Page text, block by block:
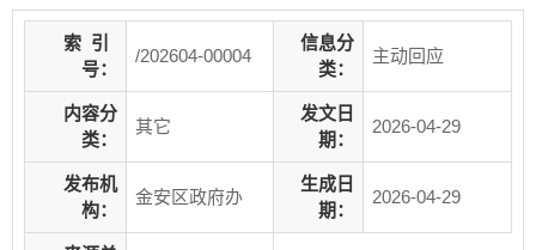
索 引
号：
/202604-00004
信息分
类：
主动回应
内容分
类：
其它
发文日
期：
2026-04-29
发布机
构：
金安区政府办
生成日
期：
2026-04-29